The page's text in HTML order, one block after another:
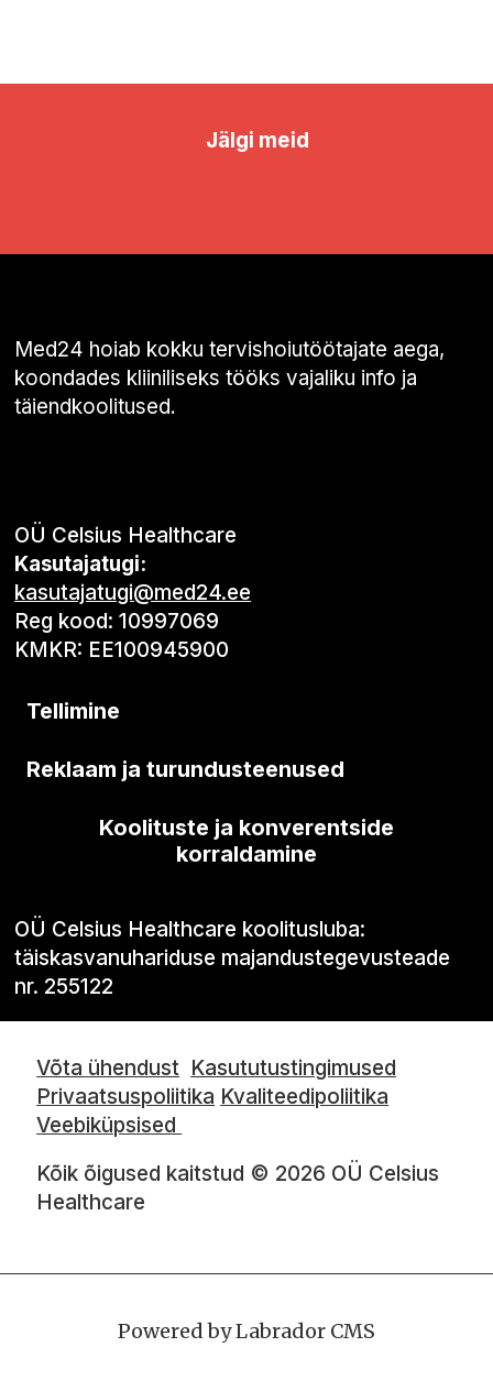
Jälgi meid
Med24 hoiab kokku tervishoiutöötajate aega,
koondades kliiniliseks tööks vajaliku info ja
täiendkoolitused.
OÜ Celsius Healthcare
Kasutajatugi:
kasutajatugi@med24.ee
Reg kood: 10997069
KMKR: EE100945900
Tellimine
Reklaam ja turundusteenused
Koolituste ja konverentside
korraldamine
OÜ Celsius Healthcare koolitusluba:
täiskasvanuhariduse majandustegevusteade
nr. 255122
Võta ühendust Kasututustingimused
Privaatsuspoliitika Kvaliteedipoliitika
Veebiküpsised
Kõik õigused kaitstud © 2026 OÜ Celsius
Healthcare
Powered by Labrador CMS